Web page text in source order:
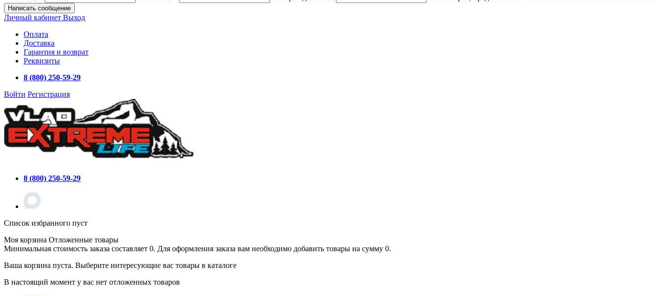
Написать сообщение
Личный кабинет Выход
Оплата
Доставка
Гарантия и возврат
Реквизиты
8 (800) 250-59-29
Войти Регистрация
8 (800) 250-59-29
Список избранного пуст
Моя корзина Отложенные товары
Минимальная стоимость заказа составляет 0. Для оформления заказа вам необходимо добавить товары на сумму 0.
Ваша корзина пуста. Выберите интересующие вас товары в каталоге
В настоящий момент у вас нет отложенных товаров